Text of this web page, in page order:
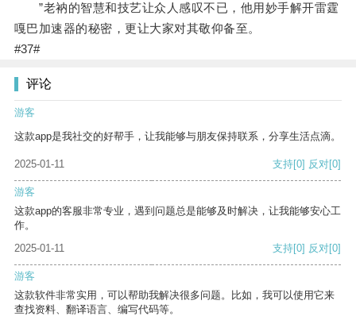
”老衲的智慧和技艺让众人感叹不已，他用妙手解开雷霆
嘎巴加速器的秘密，更让大家对其敬仰备至。
#37#
评论
游客
这款app是我社交的好帮手，让我能够与朋友保持联系，分享生活点滴。
2025-01-11 支持[0] 反对[0]
游客
这款app的客服非常专业，遇到问题总是能够及时解决，让我能够安心工
作。
2025-01-11
支持[0] 反对[0]
游客
这款软件非常实用，可以帮助我解决很多问题。比如，我可以使用它来
查找资料、翻译语言、编写代码等。